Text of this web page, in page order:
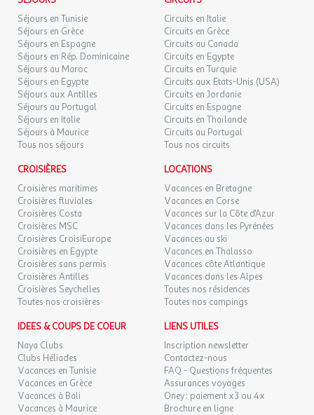
Une petite faim ? Un snack vous propose différents choix sur
place ou à emporter. Sirotez un cocktail en terrasse du bar pour
un moment agréable entre amis ! Ce camping nature vous
propose divers suppléments : location de draps, kit bébé, location
TV ou encore WiFi.
Cet établissement respecte les recommandations
gouvernementales et fait le maximum pour vous accueillir dans
les meilleures conditions. Cependant certaines prestations
Engagements éco-responsables
Cet établissement travaille à réduire ses impacts
environnementaux à travers les actions suivantes :
Dispositif d‘économie d’eau
Usage de produits d’entretien éco-labellisés
Dispositif d’économie d’énergie
Approvisionnement en circuits-courts
Sensibilisation à l’environnement des collaborateurs et des
vacanciers
L’établissement est engagé dans le(s) dispositif(s) de transition
écologique suivant(s) : Clef verte
DIM.
06
SEPT.
139 €
LUN.
07
SEPT.
99 €
Retour le
09/09/2026
MAR.
08
SEPT.
99 €
Retour le
10/09/2026
09
JEU.
10
SEPT.
109 €
Retour le
12/09/2026
Séjours en Tunisie
Séjours en Grèce
Séjours en Espagne
Séjours en Rép. Dominicaine
Séjours au Maroc
Séjours en Egypte
Séjours aux Antilles
Séjours au Portugal
Séjours en Italie
Séjours à Maurice
Tous nos séjours
Circuits en Italie
Circuits en Grèce
Circuits au Canada
Circuits en Egypte
Circuits en Turquie
Circuits aux Etats-Unis (USA)
Circuits en Jordanie
Circuits en Espagne
Circuits en Thaïlande
Circuits au Portugal
Tous nos circuits
CROISIÈRES
Croisières maritimes
Croisières fluviales
Croisières Costa
Croisières MSC
Croisières CroisiEurope
Croisières en Egypte
Croisières sans permis
Croisières Antilles
Croisières Seychelles
Toutes nos croisières
LOCATIONS
Vacances en Bretagne
Vacances en Corse
Vacances sur la Côte d'Azur
Vacances dans les Pyrénées
Vacances au ski
Vacances en Thalasso
Vacances côte Atlantique
Vacances dans les Alpes
Toutes nos résidences
Toutes nos campings
IDEES & COUPS DE COEUR
Naya Clubs
Clubs Héliades
Vacances en Tunisie
Vacances en Grèce
Vacances à Bali
Vacances à Maurice
LIENS UTILES
Inscription newsletter
Contactez-nous
FAQ - Questions fréquentes
Assurances voyages
Oney : paiement x3 ou 4x
Brochure en ligne